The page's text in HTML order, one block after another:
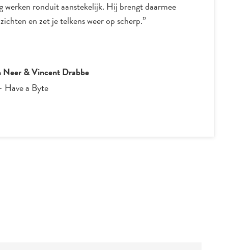
werken ronduit aanstekelijk. Hij brengt daarmee
en zet je telkens weer op scherp.”
Neer & Vincent Drabbe
Have a Byte